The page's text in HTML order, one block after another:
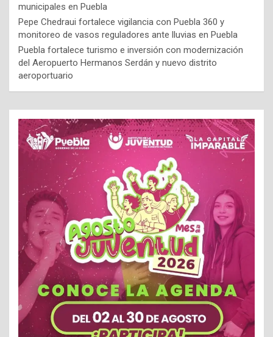
municipales en Puebla
Pepe Chedraui fortalece vigilancia con Puebla 360 y
monitoreo de vasos reguladores ante lluvias en Puebla
Puebla fortalece turismo e inversión con modernización
del Aeropuerto Hermanos Serdán y nuevo distrito
aeroportuario